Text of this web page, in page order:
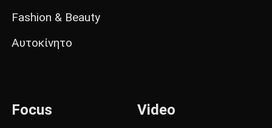
Fashion & Beauty
Αυτοκίνητο
Focus Video